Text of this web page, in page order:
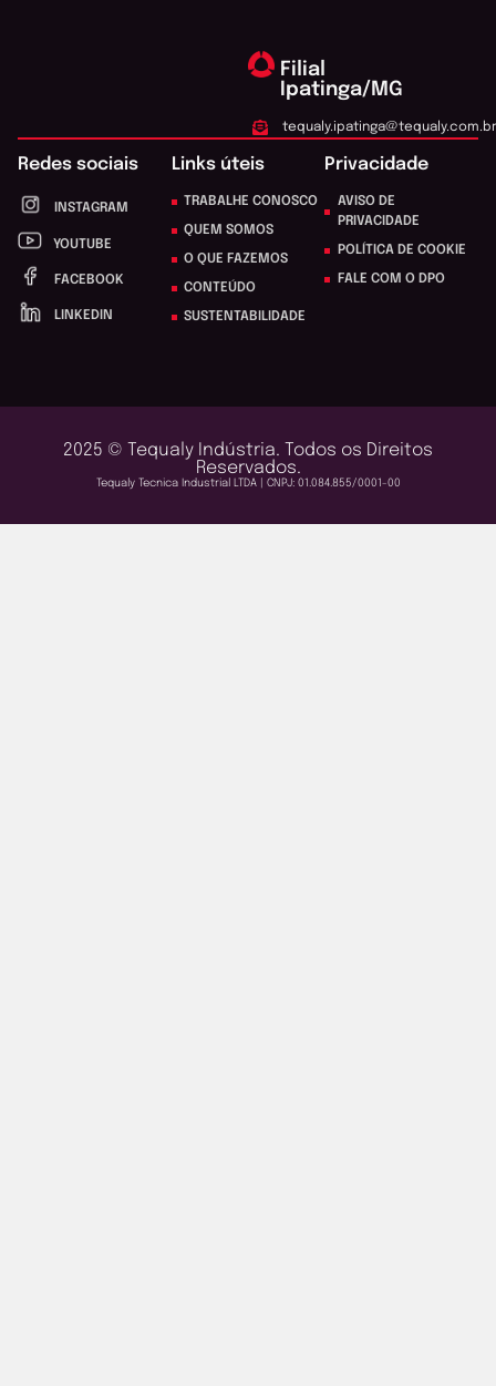
Filial
Ipatinga/MG
tequaly.ipatinga@tequaly.com.br
Redes sociais
INSTAGRAM
YOUTUBE
FACEBOOK
LINKEDIN
Links úteis
TRABALHE CONOSCO
QUEM SOMOS
O QUE FAZEMOS
CONTEÚDO
SUSTENTABILIDADE
Privacidade
AVISO DE
PRIVACIDADE
POLÍTICA DE COOKIE
FALE COM O DPO
2025 © Tequaly Indústria. Todos os Direitos
Reservados.
Tequaly Tecnica Industrial LTDA | CNPJ: 01.084.855/0001-00